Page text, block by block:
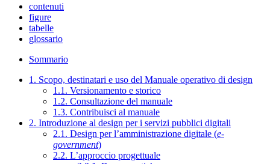
contenuti
figure
tabelle
glossario
Sommario
1. Scopo, destinatari e uso del Manuale operativo di design
1.1. Versionamento e storico
1.2. Consultazione del manuale
1.3. Contribuisci al manuale
2. Introduzione al design per i servizi pubblici digitali
2.1. Design per l’amministrazione digitale (e-
government)
2.2. L’approccio progettuale